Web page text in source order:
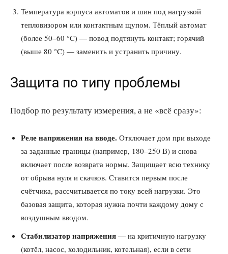
Температура корпуса автоматов и шин под нагрузкой
тепловизором или контактным щупом. Тёплый автомат
(более 50–60 °C) — повод подтянуть контакт; горячий
(выше 80 °C) — заменить и устранить причину.
Защита по типу проблемы
Подбор по результату измерения, а не «всё сразу»:
Реле напряжения на вводе. Отключает дом при выходе
за заданные границы (например, 180–250 В) и снова
включает после возврата нормы. Защищает всю технику
от обрыва нуля и скачков. Ставится первым после
счётчика, рассчитывается по току всей нагрузки. Это
базовая защита, которая нужна почти каждому дому с
воздушным вводом.
Стабилизатор напряжения — на критичную нагрузку
(котёл, насос, холодильник, котельная), если в сети